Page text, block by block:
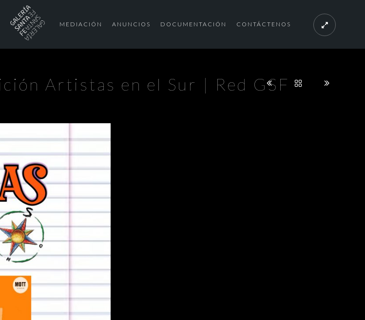
MEDIACIÓN ANUNCIOS DOCUMENTACIÓN CONTÁCTENOS
Artistas en el Sur | Red GSF